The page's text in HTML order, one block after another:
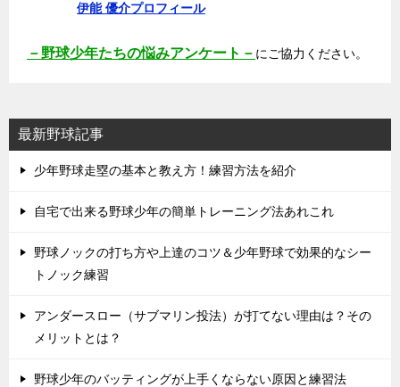
伊能 優介プロフィール
－野球少年たちの悩みアンケート－ にご協力ください。
最新野球記事
少年野球走塁の基本と教え方！練習方法を紹介
自宅で出来る野球少年の簡単トレーニング法あれこれ
野球ノックの打ち方や上達のコツ＆少年野球で効果的なシー
トノック練習
アンダースロー（サブマリン投法）が打てない理由は？その
メリットとは？
野球少年のバッティングが上手くならない原因と練習法